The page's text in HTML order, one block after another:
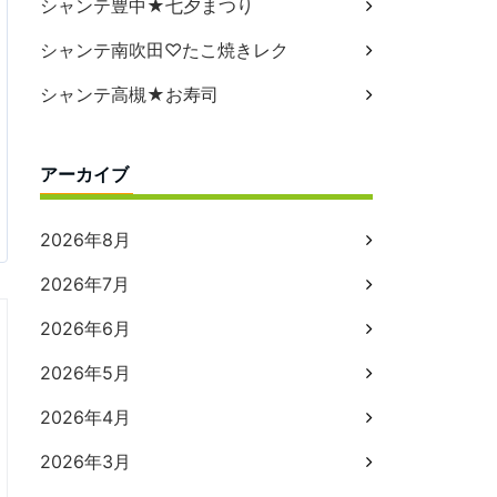
シャンテ豊中★七夕まつり
シャンテ南吹田♡たこ焼きレク
シャンテ高槻★お寿司
アーカイブ
2026年8月
2026年7月
2026年6月
2026年5月
2026年4月
2026年3月